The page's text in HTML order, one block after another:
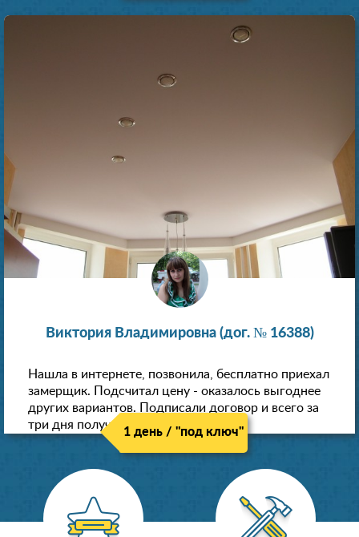
Виктория Владимировна (дог. № 16388)
Нашла в интернете, позвонила, бесплатно приехал
замерщик. Подсчитал цену - оказалось выгоднее
других вариантов. Подписали договор и всего за
три дня получили новые потолки!
1 день / "под ключ"